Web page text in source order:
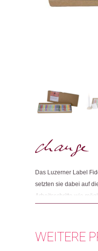
Das Luzerner Label
setzten sie dabei auf
Arbeitsschritte wie
WEITERE